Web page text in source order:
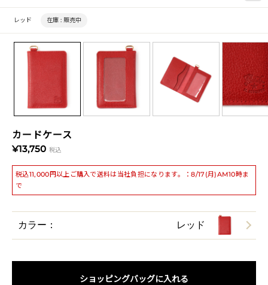
カードケース
¥13,750 税込
税込11,000円以上ご購入で送料は当社負担になります。：8/17(月)AM10時ま
で
レッド 在庫 : 販売中
カラー： レッド
ショッピングバッグに入れる